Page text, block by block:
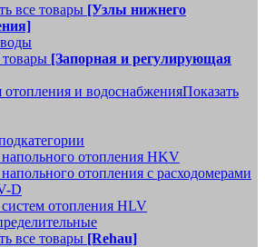
все товары [Узлы нижнего
товары [Запорная и регулирующая
отопления и водоснабженияПоказать
отопления HKV
отопления с расходомерами
D
отопления HLV
все товары [Rehau]